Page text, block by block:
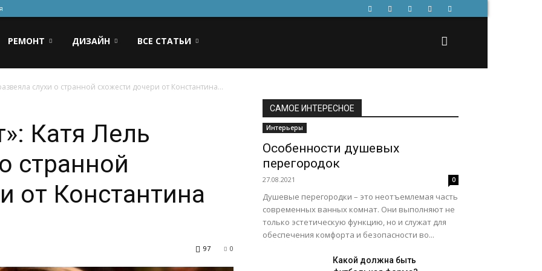
РЕМОНТ ДИЗАЙН ВСЕ СТАТЬИ
слухи о странной схожести дочери от Константина...
Катя Лель
странной
от Константина
0
97
САМОЕ ИНТЕРЕСНОЕ
Интерьеры
Особенности душевых
перегородок
27.08.2021 0
Душевые перегородки – это неотъемлемая часть
современных ванных комнат. Они выполняют не
только эстетическую функцию, но и служат для
обеспечения комфорта и безопасности во...
Какой должна быть